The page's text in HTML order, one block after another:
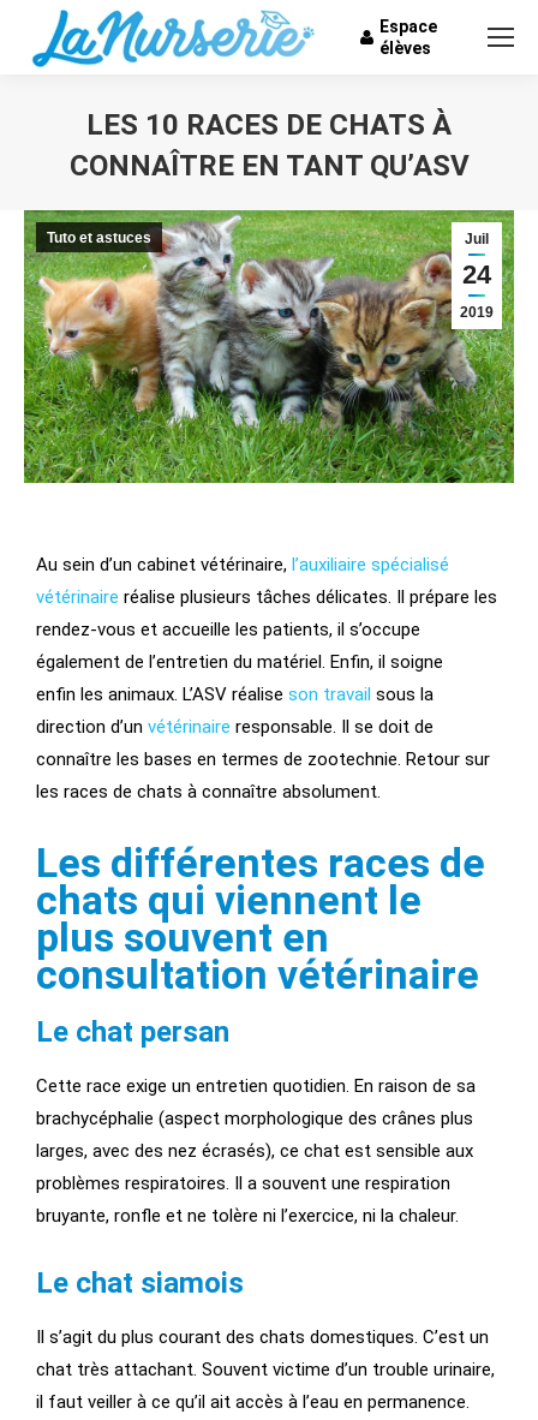
Espace
élèves
LES 10 RACES DE CHATS À
CONNAÎTRE EN TANT QU’ASV
Juil
24
2019
Tuto et astuces
Au sein d’un cabinet vétérinaire, l’auxiliaire spécialisé
vétérinaire réalise plusieurs tâches délicates. Il prépare les
rendez-vous et accueille les patients, il s’occupe
également de l’entretien du matériel. Enfin, il soigne
enfin les animaux. L’ASV réalise son travail sous la
direction d’un vétérinaire responsable. Il se doit de
connaître les bases en termes de zootechnie. Retour sur
les races de chats à connaître absolument.
Les différentes races de
chats qui viennent le
plus souvent en
consultation vétérinaire
Le chat persan
Cette race exige un entretien quotidien. En raison de sa
brachycéphalie (aspect morphologique des crânes plus
larges, avec des nez écrasés), ce chat est sensible aux
problèmes respiratoires. Il a souvent une respiration
bruyante, ronfle et ne tolère ni l’exercice, ni la chaleur.
Le chat siamois
Il s’agit du plus courant des chats domestiques. C’est un
chat très attachant. Souvent victime d’un trouble urinaire,
il faut veiller à ce qu’il ait accès à l’eau en permanence.